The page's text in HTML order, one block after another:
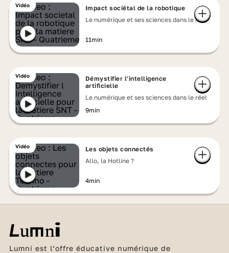
Vidéo
Impact sociétal de la robotique
Le numérique et ses sciences dans le réel
11min
Vidéo
Démystifier l'intelligence
artificielle
Le numérique et ses sciences dans le réel
9min
Vidéo
Les objets connectés
Allo, la Hotline ?
4min
Lumni est l’offre éducative numérique de